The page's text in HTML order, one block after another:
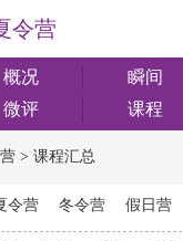
令营
概况 瞬间
微评 课程
> 课程汇总
令营 冬令营 假日营